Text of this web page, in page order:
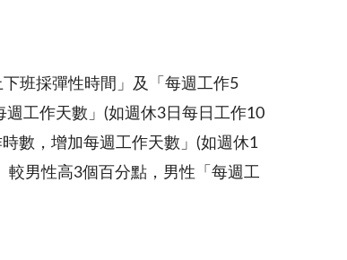
班採彈性時間」及「每週工作5
工作天數」(如週休3日每日工作10
數，增加每週工作天數」(如週休1
較男性高3個百分點，男性「每週工